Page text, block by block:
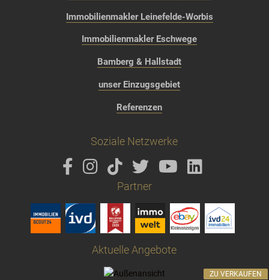
Immobilienmakler Leinefelde-Worbis
Immobilienmakler Eschwege
Bamberg & Hallstadt
unser Einzugsgebiet
Referenzen
Soziale Netzwerke
Partner
Aktuelle Angebote
ZU VERKAUFEN